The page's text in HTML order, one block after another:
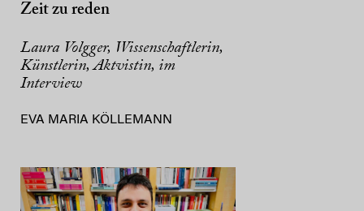
Zeit zu reden
Laura Volgger, Wissenschaftlerin,
Künstlerin, Aktvistin, im
Interview
EVA MARIA KÖLLEMANN